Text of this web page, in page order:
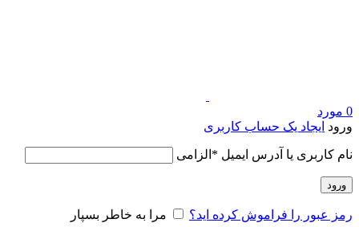
0 مورد
ورود ایجاد یک حساب کاربری
نام کاربری یا آدرس ایمیل * الزامی
ورود
رمز عبور را فراموش کرده اید؟ مرا به خاطر بسپار